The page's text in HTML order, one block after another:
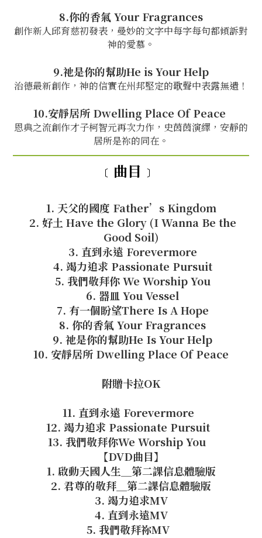
8.你的香氣 Your Fragrances
創作新人邱育慈初發表，曼妙的文字中每字每句都傾訴對
神的愛慕。
9.祂是你的幫助He is Your Help
治德最新創作，神的信實在州邦堅定的歌聲中表露無遺！
10.安靜居所 Dwelling Place Of Peace
恩典之流創作才子柯智元再次力作，史茵茵演繹，安靜的
居所是祢的同在。
﹝曲目﹞
1. 天父的國度 Father’s Kingdom
2. 好土 Have the Glory (I Wanna Be the
Good Soil)
3. 直到永遠 Forevermore
4. 竭力追求 Passionate Pursuit
5. 我們敬拜你 We Worship You
6. 器皿 You Vessel
7. 有一個盼望There Is A Hope
8. 你的香氣 Your Fragrances
9. 祂是你的幫助He Is Your Help
10. 安靜居所 Dwelling Place Of Peace
附贈卡拉OK
11. 直到永遠 Forevermore
12. 竭力追求 Passionate Pursuit
13. 我們敬拜你We Worship You
【DVD曲目】
1. 啟動天國人生＿第二課信息體驗版
2. 君尊的敬拜＿第二課信息體驗版
3. 竭力追求MV
4. 直到永遠MV
5. 我們敬拜祢MV